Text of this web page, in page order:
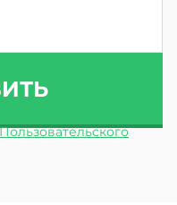
Пользовательского